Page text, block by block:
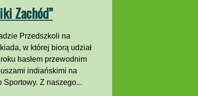
Zachód”
Przedszkoli na
w której biorą udział
hasłem przewodnim
indiańskimi na
Sportowy. Z naszego...